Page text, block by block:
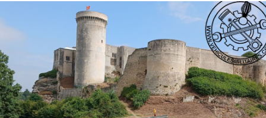
Véhicules Militaires .com
Bienvenue sur LE forum des passionnés de Véhicules Militaires de toutes nationalités et de
toutes époques. De nombreuses rubriques sont à votre disposition pour vous venir en aide,
ou simplement partager vos activités.